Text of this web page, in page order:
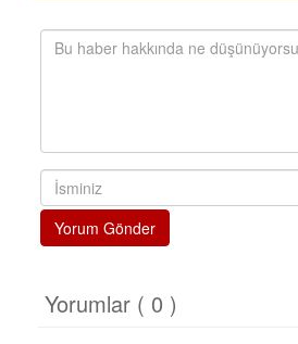
Yorum Gönder
Yorumlar ( 0 )